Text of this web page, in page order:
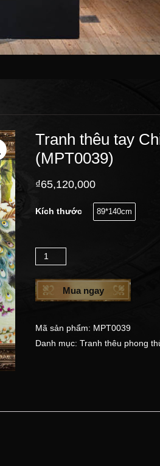
Tranh thêu tay
(MPT0039)
₫65,120,000
Kích thước 89*140cm
Số lượng
Mua ngay
Mã sản phẩm: MPT0039
Danh mục: Tranh thêu phong